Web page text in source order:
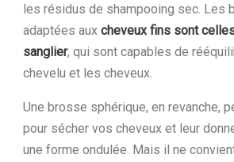
les résidus de shampooing sec. Les
adaptées aux cheveux fins sont
sanglier, qui sont capables de
chevelu et les cheveux.
Une brosse sphérique, en revanche,
pour sécher vos cheveux et leur
une forme ondulée. Mais il ne